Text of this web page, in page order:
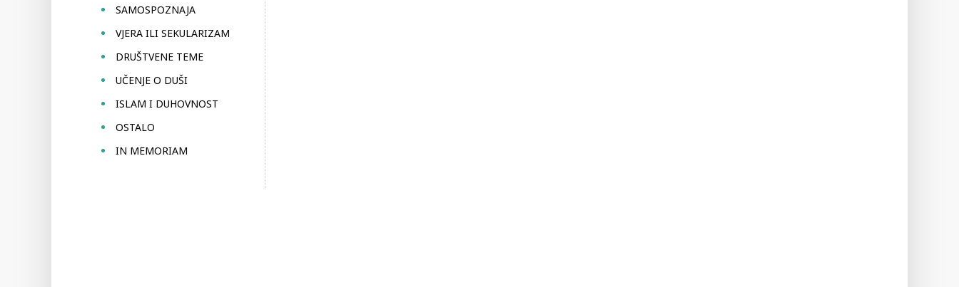
SAMOSPOZNAJA
VJERA ILI SEKULARIZAM
DRUŠTVENE TEME
UČENJE O DUŠI
ISLAM I DUHOVNOST
OSTALO
IN MEMORIAM